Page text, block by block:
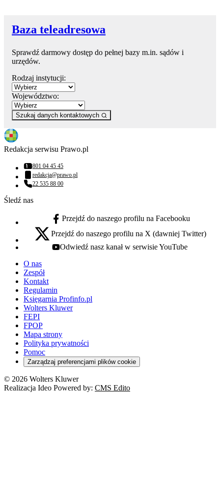
Baza teleadresowa
Sprawdź darmowy dostęp do pełnej bazy m.in. sądów i
urzędów.
Rodzaj instytucji:
Województwo:
Szukaj danych kontaktowych
Redakcja serwisu Prawo.pl
Numer telefonu:
801 04 45 45
Adres email:
redakcja@prawo.pl
Numer telefonu:
22 535 88 00
Śledź nas
facebook - otwiera się w nowej karcie
Przejdź do naszego profilu na Facebooku
x - otwiera się w nowej karcie
Przejdź do naszego profilu na X (dawniej Twitter)
youtube - otwiera się w nowej karcie
Odwiedź nasz kanał w serwisie YouTube
O nas
Zespół
Kontakt
Regulamin
Księgarnia Profinfo.pl
Wolters Kluwer
FEPI
FPOP
Mapa strony
Polityka prywatności
Pomoc
Zarządzaj preferencjami plików cookie
© 2026 Wolters Kluwer
Realizacja Ideo Powered by: CMS Edito